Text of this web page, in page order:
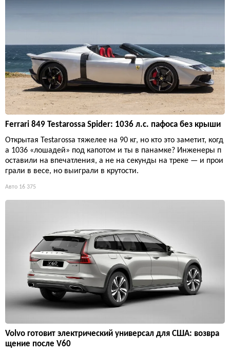
Ferrari 849 Testarossa Spider: 1036 л.с. пафоса без крыши
Открытая Testarossa тяжелее на 90 кг, но кто это заметит, когд
а 1036 «лошадей» под капотом и ты в панамке? Инженеры п
оставили на впечатления, а не на секунды на треке — и прои
грали в весе, но выиграли в крутости.
Авто 16 375
Volvo готовит электрический универсал для США: возвра
щение после V60